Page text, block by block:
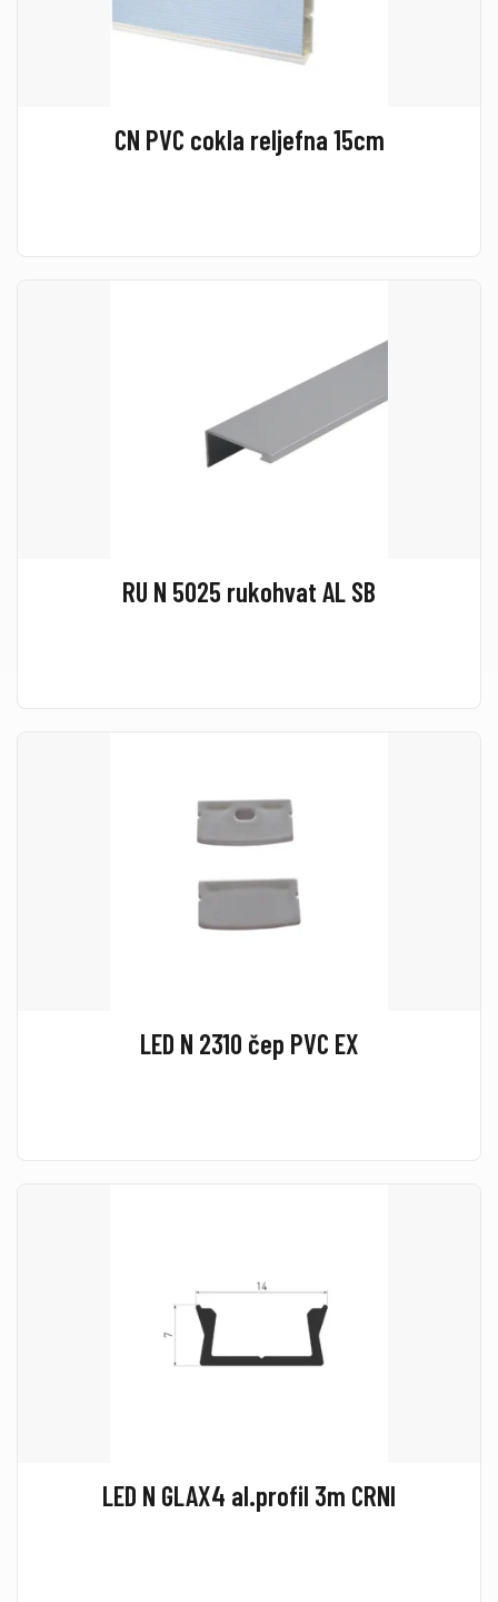
CN PVC cokla reljefna 15cm
RU N 5025 rukohvat AL SB
LED N 2310 čep PVC EX
LED N GLAX4 al.profil 3m CRNI